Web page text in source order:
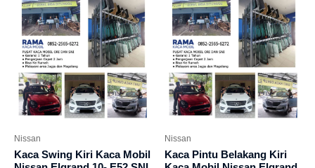
Nissan
Kaca Swing Kiri Kaca Mobil
Nissan
Kaca Pintu Belakang Kiri